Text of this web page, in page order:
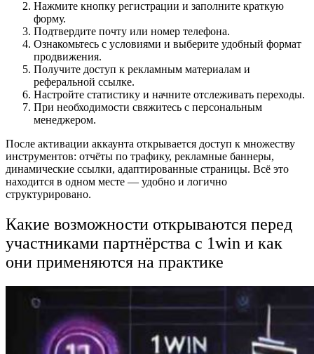
Нажмите кнопку регистрации и заполните краткую
форму.
Подтвердите почту или номер телефона.
Ознакомьтесь с условиями и выберите удобный формат
продвижения.
Получите доступ к рекламным материалам и
реферальной ссылке.
Настройте статистику и начните отслеживать переходы.
При необходимости свяжитесь с персональным
менеджером.
После активации аккаунта открывается доступ к множеству
инструментов: отчёты по трафику, рекламные баннеры,
динамические ссылки, адаптированные страницы. Всё это
находится в одном месте — удобно и логично
структурировано.
Какие возможности открываются перед
участниками партнёрства с 1win и как
они применяются на практике